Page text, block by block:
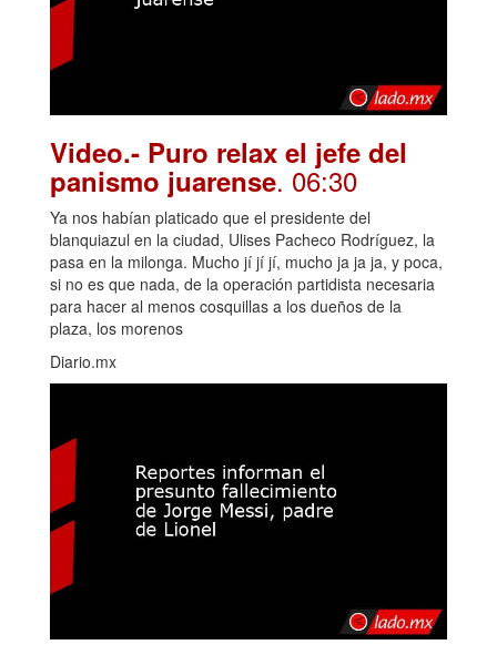
Video.- Puro relax el jefe del
panismo juarense. 06:30
Ya nos habían platicado que el presidente del
blanquiazul en la ciudad, Ulises Pacheco Rodríguez, la
pasa en la milonga. Mucho jí jí jí, mucho ja ja ja, y poca,
si no es que nada, de la operación partidista necesaria
para hacer al menos cosquillas a los dueños de la
plaza, los morenos
Diario.mx